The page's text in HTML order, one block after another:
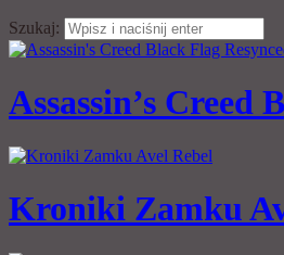
Szukaj:
Assassin’s
Kroniki Zamku